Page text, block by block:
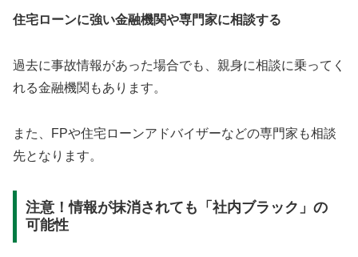
住宅ローンに強い金融機関や専門家に相談する
過去に事故情報があった場合でも、親身に相談に乗ってく
れる金融機関もあります。
また、FPや住宅ローンアドバイザーなどの専門家も相談
先となります。
注意！情報が抹消されても「社内ブラック」の
可能性